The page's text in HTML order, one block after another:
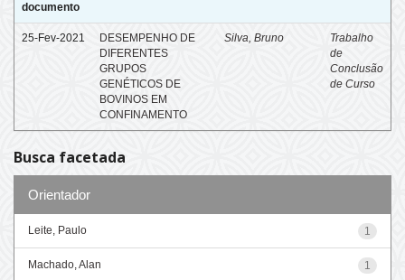
documento
25-Fev-2021
DESEMPENHO DE
DIFERENTES
GRUPOS
GENÉTICOS DE
BOVINOS EM
CONFINAMENTO
Silva, Bruno
Trabalho
de
Conclusão
de Curso
Busca facetada
Orientador
1
Leite, Paulo
1
Machado, Alan